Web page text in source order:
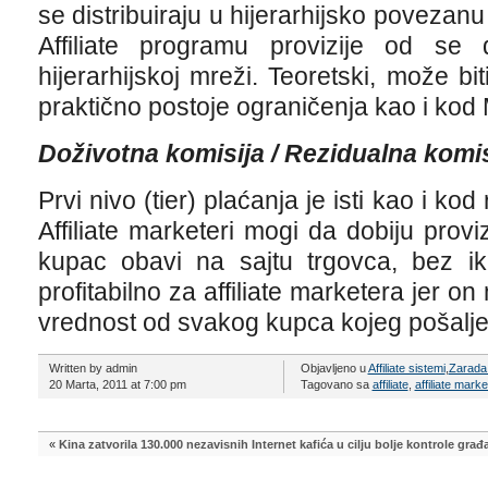
se distribuiraju u hijerarhijsko
Affiliate programu provizije od
hijerarhijskoj mreži. Teoretski, može
praktično postoje ograničenja kao i kod
Doživotna komisija / Rezidualna
Prvi nivo (tier) plaćanja je isti kao i kod
Affiliate marketeri mogi da dobiju
kupac obavi na sajtu trgovca, bez
profitabilno za affiliate marketera jer
vrednost od svakog kupca kojeg
Written by admin
20 Marta, 2011 at 7:00 pm
Objavljeno uAffiliate sistemi,
Tagovano sa affiliate, affiliate
« Kina zatvorila 130.000 nezavisnih Internet kafića u cilju bolje kontrole